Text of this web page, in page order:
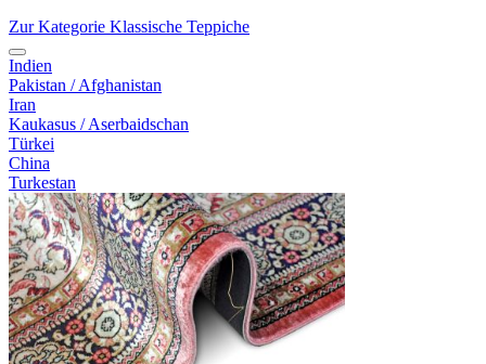
Zur Kategorie Klassische Teppiche
Indien
Pakistan / Afghanistan
Iran
Kaukasus / Aserbaidschan
Türkei
China
Turkestan